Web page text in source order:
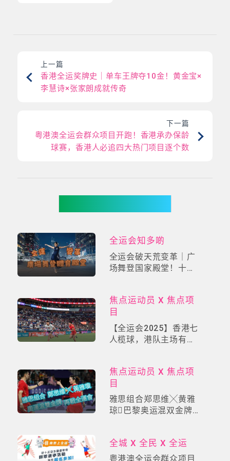
上一篇
香港全运奖牌史｜单车王牌夺10金！黄金宝×
李慧诗×张家朗成就传奇
下一篇
粤港澳全运会群众项目开跑！香港承办保龄
球赛，香港人必追四大热门项目逐个数
全运会知多啲
全运会破天荒变革｜广
场舞登国家殿堂！十四
焦点运动员 X 焦点项
目
【全运会2025】香港七
人榄球，港队主场有力
焦点运动员 X 焦点项
目
雅思组合郑思维╳黄雅
琼巴黎奥运混双金牌
全城 X 全民 X 全运
粤港澳全运会群众项目